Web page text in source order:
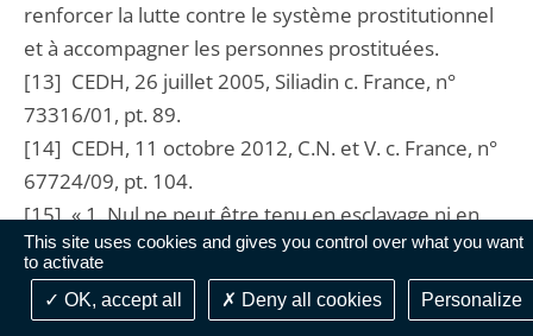
This site uses cookies and gives you control over what you want
to activate
OK, accept all
Deny all cookies Personalize
renforcer la lutte contre le système prostitutionnel
et à accompagner les personnes prostituées.
[13] CEDH, 26 juillet 2005, Siliadin c. France, n°
73316/01, pt. 89.
[14] CEDH, 11 octobre 2012, C.N. et V. c. France, n°
67724/09, pt. 104.
[15] « 1. Nul ne peut être tenu en esclavage ni en
servitude. / 2. Nul ne peut être astreint à accomplir
un travail forcé ou obligatoire. (…) ».
[16] CNDA, 9 mars 2011, M. S., n° 09023872 ;